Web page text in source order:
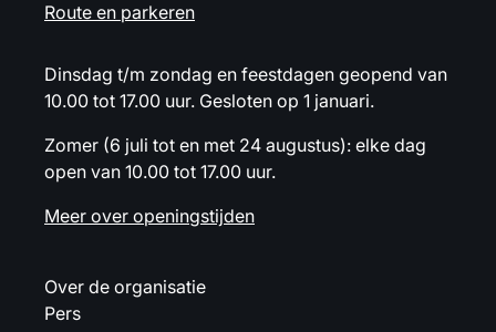
Route en parkeren
Dinsdag t/m zondag en feestdagen geopend van
10.00 tot 17.00 uur. Gesloten op 1 januari.
Zomer (6 juli tot en met 24 augustus): elke dag
open van 10.00 tot 17.00 uur.
Meer over openingstijden
Over de organisatie
Pers